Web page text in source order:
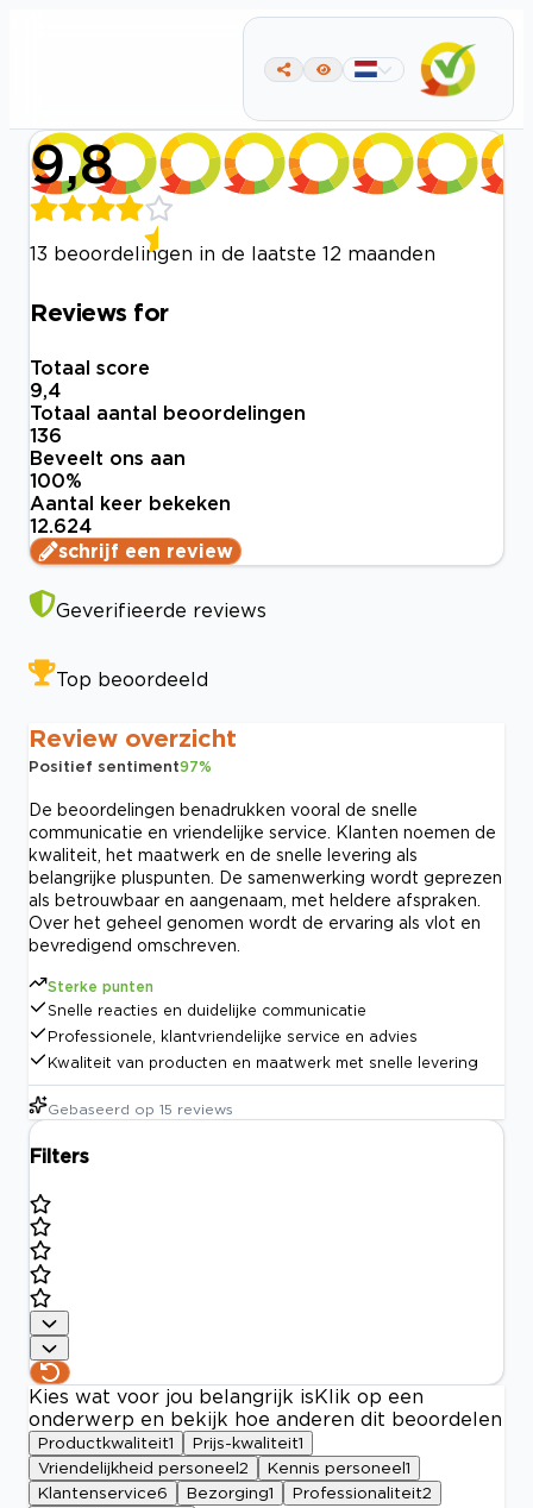
9,8
13 beoordelingen in de laatste 12 maanden
Reviews for
Totaal score
9,4
Totaal aantal beoordelingen
136
Beveelt ons aan
100%
Aantal keer bekeken
12.624
schrijf een review
Geverifieerde reviews
Top beoordeeld
Review overzicht
Positief sentiment97%
De beoordelingen benadrukken vooral de snelle
communicatie en vriendelijke service. Klanten noemen de
kwaliteit, het maatwerk en de snelle levering als
belangrijke pluspunten. De samenwerking wordt geprezen
als betrouwbaar en aangenaam, met heldere afspraken.
Over het geheel genomen wordt de ervaring als vlot en
bevredigend omschreven.
Sterke punten
Snelle reacties en duidelijke communicatie
Professionele, klantvriendelijke service en advies
Kwaliteit van producten en maatwerk met snelle levering
Gebaseerd op 15 reviews
Filters
Kies wat voor jou belangrijk is Klik op een
onderwerp en bekijk hoe anderen dit beoordelen
Productkwaliteit1 Prijs-kwaliteit1
Vriendelijkheid personeel 2 Kennis personeel 1
Klantenservice6 Bezorging1 Professionaliteit2